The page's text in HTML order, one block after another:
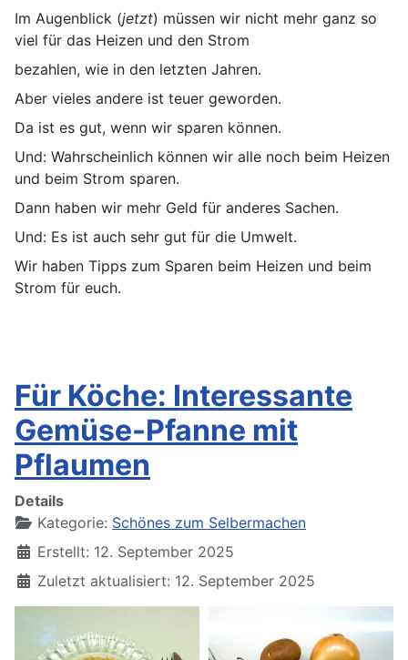
Im Augenblick (jetzt) müssen wir nicht mehr ganz so
viel für das Heizen und den Strom
bezahlen, wie in den letzten Jahren.
Aber vieles andere ist teuer geworden.
Da ist es gut, wenn wir sparen können.
Und: Wahrscheinlich können wir alle noch beim Heizen
und beim Strom sparen.
Dann haben wir mehr Geld für anderes Sachen.
Und: Es ist auch sehr gut für die Umwelt.
Wir haben Tipps zum Sparen beim Heizen und beim
Strom für euch.
Für Köche: Interessante
Gemüse-Pfanne mit
Pflaumen
Details
Kategorie: Schönes zum Selbermachen
Erstellt: 12. September 2025
Zuletzt aktualisiert: 12. September 2025